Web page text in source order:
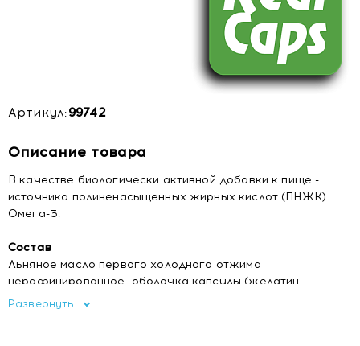
Артикул:99742
Описание товара
В качестве биологически активной добавки к пище -
источника полиненасыщенных жирных кислот (ПНЖК)
Омега-3.
Состав
Льняное масло первого холодного отжима
нерафинированное, оболочка капсулы (желатин,
глицерин (влагоудерживающий агент), вода, бензоат
Развернуть